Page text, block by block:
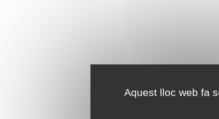
Aquest lloc web fa